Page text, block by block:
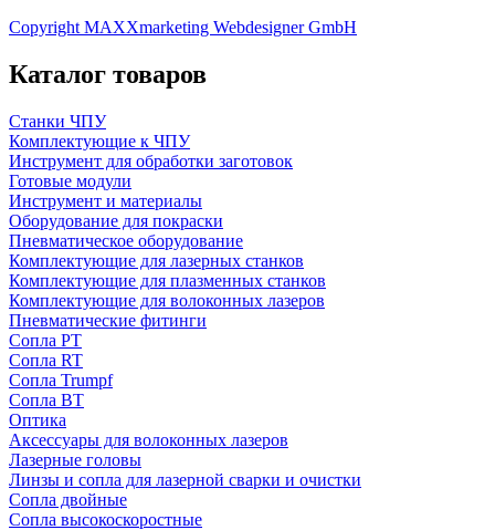
Copyright MAXXmarketing Webdesigner GmbH
Каталог товаров
Станки ЧПУ
Комплектующие к ЧПУ
Инструмент для обработки заготовок
Готовые модули
Инструмент и материалы
Оборудование для покраски
Пневматическое оборудование
Комплектующие для лазерных станков
Комплектующие для плазменных станков
Комплектующие для волоконных лазеров
Пневматические фитинги
Сопла PT
Сопла RT
Сопла Trumpf
Сопла BT
Оптика
Аксессуары для волоконных лазеров
Лазерные головы
Линзы и сопла для лазерной сварки и очистки
Сопла двойные
Сопла высокоскоростные